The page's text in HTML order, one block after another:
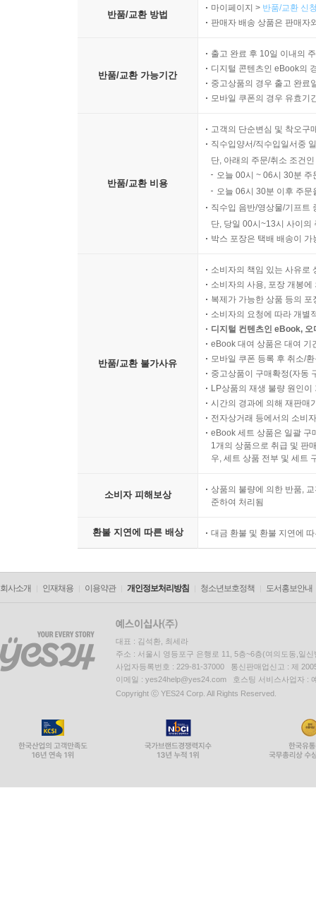
반품/교환 방법
마이페이지 > 반품/교환 신
판매자 배송 상품은 판매자
반품/교환 가능기간
출고 완료 후 10일 이내의
디지털 콘텐츠인 eBook의
중고상품의 경우 출고 완료
모바일 쿠폰의 경우 유효기
반품/교환 비용
고객의 단순변심 및 착오구
직수입양서/직수입일서중
단, 아래의 주문/취소 조건
오늘 00시 ~ 06시 30분
오늘 06시 30분 이후 주
직수입 음반/영상물/기프트
단, 당일 00시~13시 사이의
박스 포장은 택배 배송이
반품/교환 불가사유
소비자의 책임 있는 사유로
소비자의 사용, 포장 개봉
복제가 가능한 상품 등의
소비자의 요청에 따라 개별
디지털 컨텐츠인 eBook,
eBook 대여 상품은 대여 기
모바일 쿠폰 등록 후 취소/
중고상품이 구매확정(자동
LP상품의 재생 불량 원인
시간의 경과에 의해 재판매
전자상거래 등에서의 소비
eBook 세트 상품은 일괄 구
1개의 상품으로 취급 및 판
우, 세트 상품 전부 및 세트
소비자 피해보상
상품의 불량에 의한 반품,
준하여 처리됨
환불 지연에 따른 배상 대금 환불 및 환불 지연에
회사소개 인재채용 이용약관 개인정보처리방침 청소년보호정책 도서홍보안내
대표 : 김석환, 최세라
주소 : 서울시 영등포구 은행로 11, 5층~6층(여의도동,일신
사업자등록번호 : 229-81-37000 통신판매업신고 : 제
이메일 : yes24help@yes24.com 호스팅 서비스사업자 :
Copyright ⓒ YES24 Corp. All Rights Reserved.